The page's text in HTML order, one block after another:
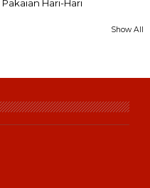
Hari-Hari
Show All